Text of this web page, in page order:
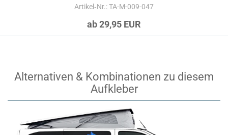
Artikel‑Nr.: TA-M-009-047
ab 29,95 EUR
Alternativen & Kombinationen zu diesem
Aufkleber